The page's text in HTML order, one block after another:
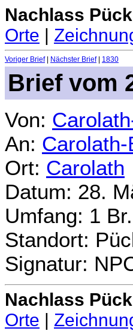
Nachlass
Orte |
Voriger Brief| Nächster Brief| 1830
Brief vom
Von:
An:
Ort: Carolath
Datum: 28.
Umfang: 1
Standort:
Signatur:
Nachlass
Orte